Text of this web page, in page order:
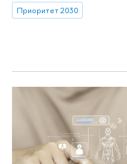
Приоритет 2030